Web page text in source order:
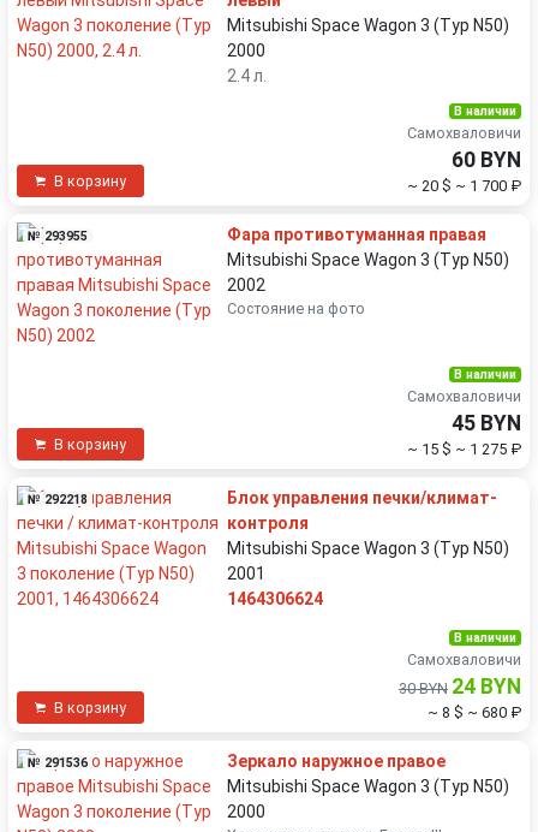
Mitsubishi Space Wagon 3 (Typ N50)
2000
2.4 л.
В корзину
В наличии
Самохваловичи
60 BYN
~ 20 $ ~ 1 700 ₽
№ 293955
Фара противотуманная правая
Mitsubishi Space Wagon 3 (Typ N50)
2002
Состояние на фото
В корзину
В наличии
Самохваловичи
45 BYN
~ 15 $ ~ 1 275 ₽
№ 292218
Блок управления печки/климат-
контроля
Mitsubishi Space Wagon 3 (Typ N50)
2001
1464306624
В корзину
В наличии
Самохваловичи
30 BYN 24 BYN
~ 8 $ ~ 680 ₽
№ 291536
Зеркало наружное правое
Mitsubishi Space Wagon 3 (Typ N50)
2000